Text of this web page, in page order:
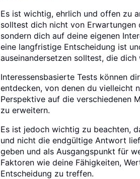
Es ist wichtig, ehrlich und offen zu
solltest dich nicht von Erwartungen
sondern dich auf deine eigenen
eine langfristige Entscheidung ist
auseinandersetzen solltest, die dich
Interessensbasierte Tests können
entdecken, von denen du vielleicht
Perspektive auf die verschiedenen
zu erweitern.
Es ist jedoch wichtig zu beachten,
und nicht die endgültige Antwort
geben und als Ausgangspunkt für
Faktoren wie deine Fähigkeiten,
Entscheidung zu treffen.